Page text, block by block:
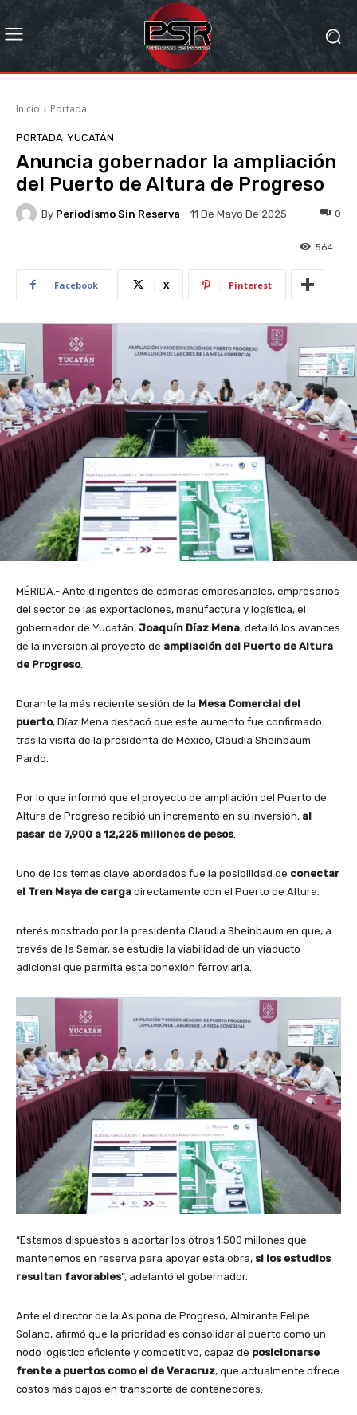
Inicio Portada
PORTADA YUCATÁN
Anuncia gobernador la ampliación
del Puerto de Altura de Progreso
By Periodismo Sin Reserva 11 De Mayo De 2025 0
564
Facebook X Pinterest
MÉRIDA.- Ante dirigentes de cámaras empresariales, empresarios
del sector de las exportaciones, manufactura y logística, el
gobernador de Yucatán, Joaquín Díaz Mena, detalló los avances
de la inversión al proyecto de ampliación del Puerto de Altura
de Progreso.
Durante la más reciente sesión de la Mesa Comercial del
puerto, Díaz Mena destacó que este aumento fue confirmado
tras la visita de la presidenta de México, Claudia Sheinbaum
Pardo.
Por lo que informó que el proyecto de ampliación del Puerto de
Altura de Progreso recibió un incremento en su inversión, al
pasar de 7,900 a 12,225 millones de pesos.
Uno de los temas clave abordados fue la posibilidad de conectar
el Tren Maya de carga directamente con el Puerto de Altura.
nterés mostrado por la presidenta Claudia Sheinbaum en que, a
través de la Semar, se estudie la viabilidad de un viaducto
adicional que permita esta conexión ferroviaria.
“Estamos dispuestos a aportar los otros 1,500 millones que
mantenemos en reserva para apoyar esta obra, si los estudios
resultan favorables”, adelantó el gobernador.
Ante el director de la Asipona de Progreso, Almirante Felipe
Solano, afirmó que la prioridad es consolidar al puerto como un
nodo logístico eficiente y competitivo, capaz de posicionarse
frente a puertos como el de Veracruz, que actualmente ofrece
costos más bajos en transporte de contenedores.